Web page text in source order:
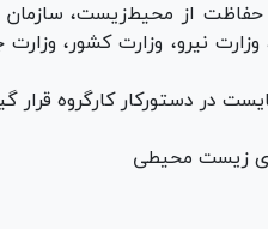
حفاظت از محیط‌زیست،
نیرو، وزارت کشور،
در دستورکار کارگروه قرار
زیست محیطی